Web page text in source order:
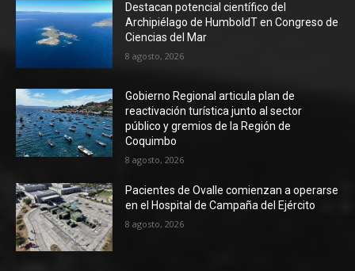
Destacan potencial científico del
Archipiélago de HumboldT en Congreso de
Ciencias del Mar
8 agosto, 2026
Gobierno Regional articula plan de
reactivación turística junto al sector
público y gremios de la Región de
Coquimbo
8 agosto, 2026
Pacientes de Ovalle comienzan a operarse
en el Hospital de Campaña del Ejército
8 agosto, 2026